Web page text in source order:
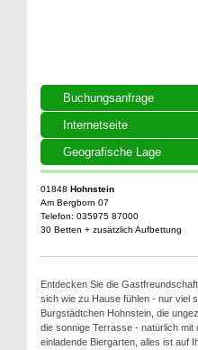
Buchungsanfrage
Internetseite
Geografische Lage
01848 Hohnstein
Am Bergborn 07
Telefon: 035975 87000
30 Betten + zusätzlich Aufbettung
Entdecken Sie die
sich wie zu Hause fühlen - nur viel
Burgstädtchen Hohnstein, die
die sonnige Terrasse - natürlich
einladende Biergarten, alles ist auf